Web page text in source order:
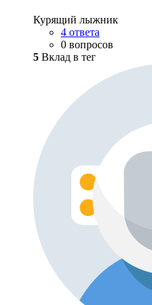
Курящий лыжник
4 ответа
0 вопросов
5 Вклад в тег